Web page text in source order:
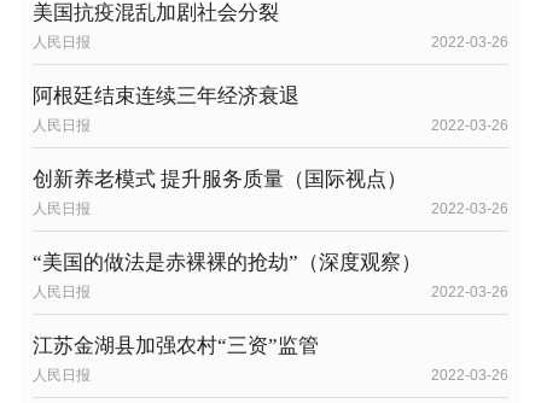
美国抗疫混乱加剧社会分裂
人民日报 2022-03-26
阿根廷结束连续三年经济衰退
人民日报 2022-03-26
创新养老模式 提升服务质量（国际视点）
人民日报 2022-03-26
“美国的做法是赤裸裸的抢劫”（深度观察）
人民日报 2022-03-26
江苏金湖县加强农村“三资”监管
人民日报 2022-03-26